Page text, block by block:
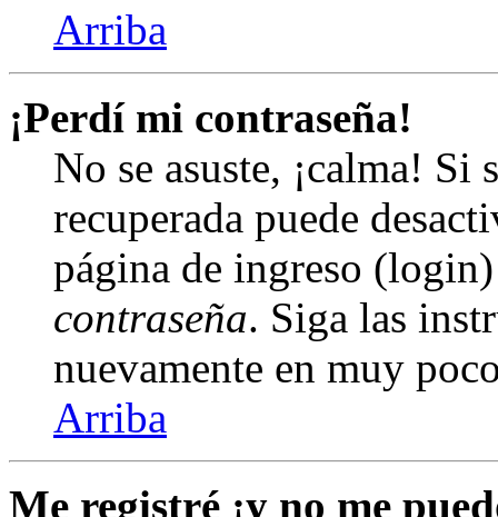
Arriba
¡Perdí mi contraseña!
No se asuste, ¡calma! Si
recuperada puede
página de ingreso
contraseña. Siga las
nuevamente en muy
Arriba
Me registré ¡y no me